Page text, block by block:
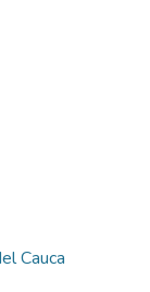
Cauca